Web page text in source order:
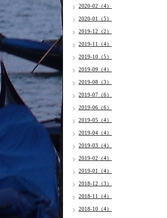
2020-02（4）
2020-01（5）
2019-12（2）
2019-11（4）
2019-10（5）
2019-09（4）
2019-08（3）
2019-07（6）
2019-06（6）
2019-05（4）
2019-04（4）
2019-03（4）
2019-02（4）
2019-01（4）
2018-12（3）
2018-11（4）
2018-10（4）